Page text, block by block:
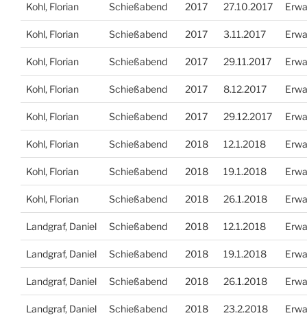
Kohl, Florian Schießabend 2017 27.10.2017
Kohl, Florian Schießabend 2017 3.11.2017
Kohl, Florian Schießabend 2017 29.11.2017
Kohl, Florian Schießabend 2017 8.12.2017
Kohl, Florian Schießabend 2017 29.12.2017
Kohl, Florian Schießabend 2018 12.1.2018
Kohl, Florian Schießabend 2018 19.1.2018
Kohl, Florian Schießabend 2018 26.1.2018
Landgraf, Daniel Schießabend 2018 12.1.2018
Landgraf, Daniel Schießabend 2018 19.1.2018
Landgraf, Daniel Schießabend 2018 26.1.2018
Landgraf, Daniel Schießabend 2018 23.2.2018